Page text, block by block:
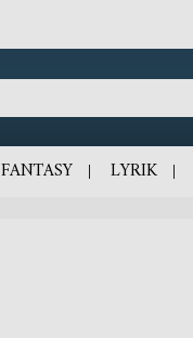
FANTASY LYRIK